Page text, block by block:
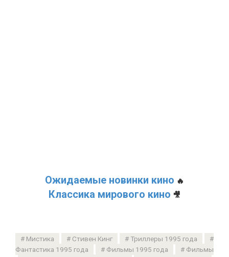
Ожидаемые новинки кино 🔥
Классика мирового кино 🎥
Мистика Стивен Кинг
Триллеры 1995 года
Фантастика 1995 года
Фильмы 1995 года
Фильмы